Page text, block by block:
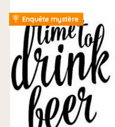
Enquête mystère